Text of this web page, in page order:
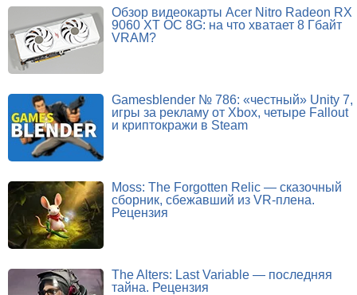
Обзор видеокарты Acer Nitro Radeon RX
9060 XT OC 8G: на что хватает 8 Гбайт
VRAM?
Gamesblender № 786: «честный» Unity 7,
игры за рекламу от Xbox, четыре Fallout
и криптокражи в Steam
Moss: The Forgotten Relic — сказочный
сборник, сбежавший из VR-плена.
Рецензия
The Alters: Last Variable — последняя
тайна. Рецензия